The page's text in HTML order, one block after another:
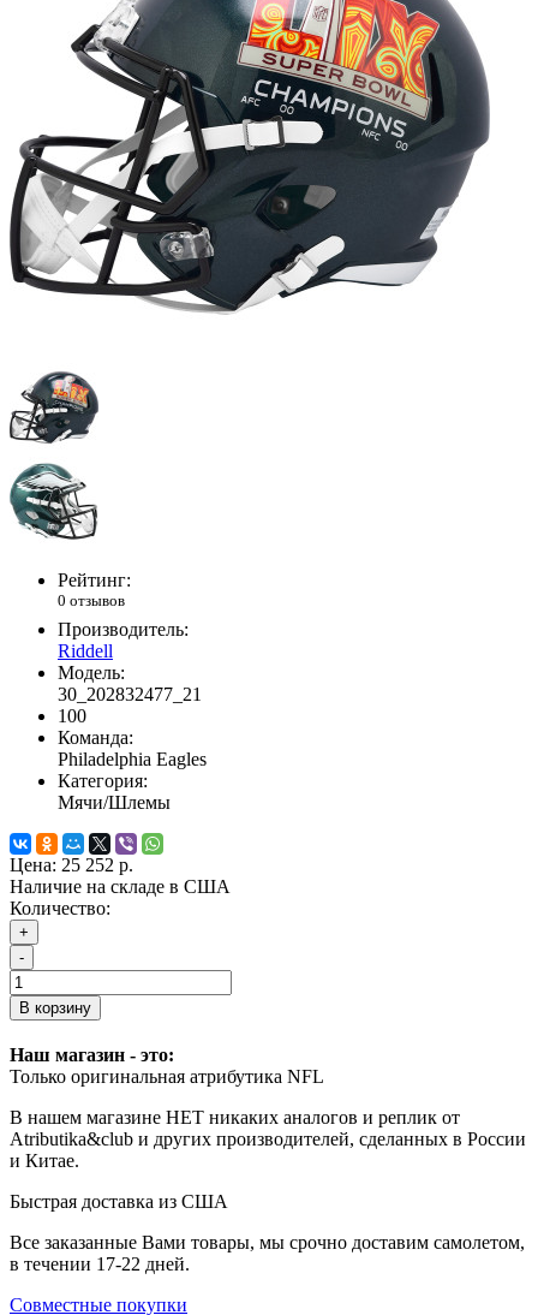
Рейтинг:
0 отзывов
Производитель:
Riddell
Модель:
30_202832477_21
100
Команда:
Philadelphia Eagles
Категория:
Мячи/Шлемы
Цена: 25 252 р.
Наличие на складе в США
Количество:
+
-
В корзину
Наш магазин - это:
Только оригинальная атрибутика NFL
В нашем магазине НЕТ никаких аналогов и реплик от
Atributika&club и других производителей, сделанных в России
и Китае.
Быстрая доставка из США
Все заказанные Вами товары, мы срочно доставим самолетом,
в течении 17-22 дней.
Совместные покупки